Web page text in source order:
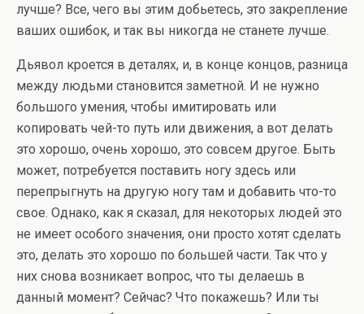
лучше? Все, чего вы этим добьетесь, это закрепление
ваших ошибок, и так вы никогда не станете лучше.
Дьявол кроется в деталях, и, в конце концов, разница
между людьми становится заметной. И не нужно
большого умения, чтобы имитировать или
копировать чей-то путь или движения, а вот делать
это хорошо, очень хорошо, это совсем другое. Быть
может, потребуется поставить ногу здесь или
перепрыгнуть на другую ногу там и добавить что-то
свое. Однако, как я сказал, для некоторых людей это
не имеет особого значения, они просто хотят сделать
это, делать это хорошо по большей части. Так что у
них снова возникает вопрос, что ты делаешь в
данный момент? Сейчас? Что покажешь? Или ты